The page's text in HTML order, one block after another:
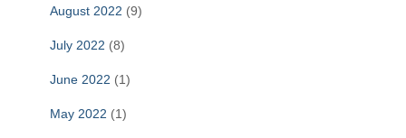
August 2022 (9)
July 2022 (8)
June 2022 (1)
May 2022 (1)